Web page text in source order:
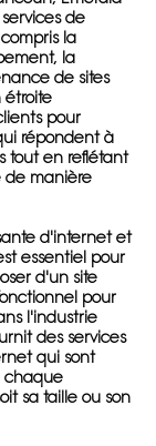
de
la
la
de sites
étroite
pour
répondent à
tout en reflétant
de manière
d'internet et
essentiel pour
d'un site
pour
l'industrie
des services
qui sont
chaque
sa taille ou son